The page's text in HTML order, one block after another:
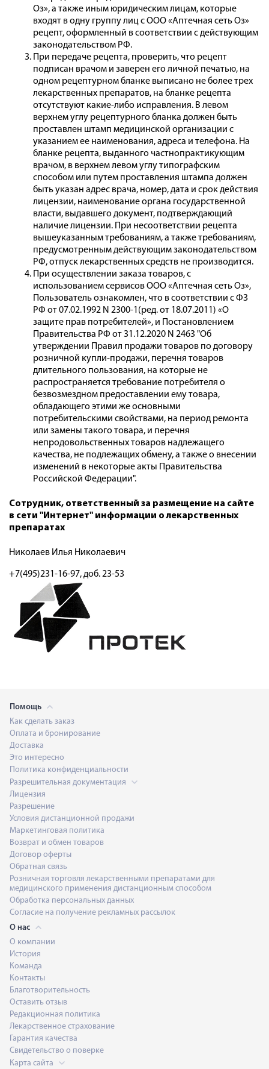
Оз», а также иным юридическим лицам, которые
входят в одну группу лиц с ООО «Аптечная сеть Оз»
рецепт, оформленный в соответствии с действующим
законодательством РФ.
При передаче рецепта, проверить, что рецепт
подписан врачом и заверен его личной печатью, на
одном рецептурном бланке выписано не более трех
лекарственных препаратов, на бланке рецепта
отсутствуют какие-либо исправления. В левом
верхнем углу рецептурного бланка должен быть
проставлен штамп медицинской организации с
указанием ее наименования, адреса и телефона. На
бланке рецепта, выданного частнопрактикующим
врачом, в верхнем левом углу типографским
способом или путем проставления штампа должен
быть указан адрес врача, номер, дата и срок действия
лицензии, наименование органа государственной
власти, выдавшего документ, подтверждающий
наличие лицензии. При несоответствии рецепта
вышеуказанным требованиям, а также требованиям,
предусмотренным действующим законодательством
РФ, отпуск лекарственных средств не производится.
При осуществлении заказа товаров, с
использованием сервисов ООО «Аптечная сеть Оз»,
Пользователь ознакомлен, что в соответствии с ФЗ
РФ от 07.02.1992 N 2300-1(ред. от 18.07.2011) «О
защите прав потребителей», и Постановлением
Правительства РФ от 31.12.2020 N 2463 "Об
утверждении Правил продажи товаров по договору
розничной купли-продажи, перечня товаров
длительного пользования, на которые не
распространяется требование потребителя о
безвозмездном предоставлении ему товара,
обладающего этими же основными
потребительскими свойствами, на период ремонта
или замены такого товара, и перечня
непродовольственных товаров надлежащего
качества, не подлежащих обмену, а также о внесении
изменений в некоторые акты Правительства
Российской Федерации".
Сотрудник, ответственный за размещение на сайте
в сети "Интернет" информации о лекарственных
препаратах
Николаев Илья Николаевич
+7(495)231-16-97, доб. 23-53
Помощь
Как сделать заказ
Оплата и бронирование
Доставка
Это интересно
Политика конфиденциальности
Разрешительная документация
Лицензия
Разрешение
Условия дистанционной продажи
Маркетинговая политика
Возврат и обмен товаров
Договор оферты
Обратная связь
Розничная торговля лекарственными препаратами для
медицинского применения дистанционным способом
Обработка персональных данных
Согласие на получение рекламных рассылок
О нас
О компании
История
Команда
Контакты
Благотворительность
Оставить отзыв
Редакционная политика
Лекарственное страхование
Гарантия качества
Свидетельство о поверке
Карта сайта